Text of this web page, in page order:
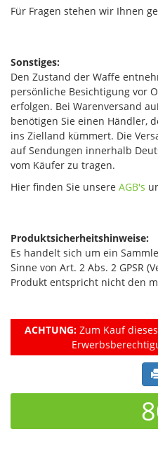
Für Fragen stehen wir Ihnen
Sonstiges:
Den Zustand der Waffe
persönliche Besichtigung vor
erfolgen. Bei Warenversand
benötigen Sie einen Händler,
ins Zielland kümmert. Die
auf Sendungen innerhalb
vom Käufer zu tragen.
Hier finden Sie unsere AGB's
Produktsicherheitshinweise:
Es handelt sich um ein
Sinne von Art. 2 Abs. 2 GPSR
Produkt entspricht nicht den
ACHTUNG:Zum Kauf